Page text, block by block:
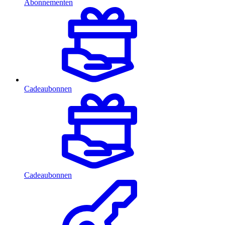
Abonnementen
Cadeaubonnen
Cadeaubonnen